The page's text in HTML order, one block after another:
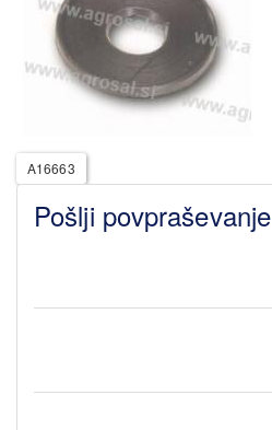
A16663
Pošlji povpraševanje